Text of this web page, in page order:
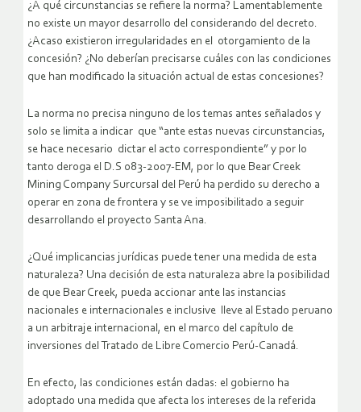
¿A qué circunstancias se refiere la norma? Lamentablemente
no existe un mayor desarrollo del considerando del decreto.
¿Acaso existieron irregularidades en el otorgamiento de la
concesión? ¿No deberían precisarse cuáles con las condiciones
que han modificado la situación actual de estas concesiones?
La norma no precisa ninguno de los temas antes señalados y
solo se limita a indicar que “ante estas nuevas circunstancias,
se hace necesario dictar el acto correspondiente” y por lo
tanto deroga el D.S 083-2007-EM, por lo que Bear Creek
Mining Company Surcursal del Perú ha perdido su derecho a
operar en zona de frontera y se ve imposibilitado a seguir
desarrollando el proyecto Santa Ana.
¿Qué implicancias jurídicas puede tener una medida de esta
naturaleza? Una decisión de esta naturaleza abre la posibilidad
de que Bear Creek, pueda accionar ante las instancias
nacionales e internacionales e inclusive lleve al Estado peruano
a un arbitraje internacional, en el marco del capítulo de
inversiones del Tratado de Libre Comercio Perú-Canadá.
En efecto, las condiciones están dadas: el gobierno ha
adoptado una medida que afecta los intereses de la referida